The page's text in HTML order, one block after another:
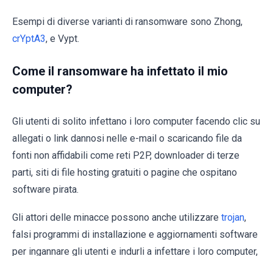
Esempi di diverse varianti di ransomware sono Zhong,
crYptA3, e Vypt.
Come il ransomware ha infettato il mio
computer?
Gli utenti di solito infettano i loro computer facendo clic su
allegati o link dannosi nelle e-mail o scaricando file da
fonti non affidabili come reti P2P, downloader di terze
parti, siti di file hosting gratuiti o pagine che ospitano
software pirata.
Gli attori delle minacce possono anche utilizzare trojan,
falsi programmi di installazione e aggiornamenti software
per ingannare gli utenti e indurli a infettare i loro computer,